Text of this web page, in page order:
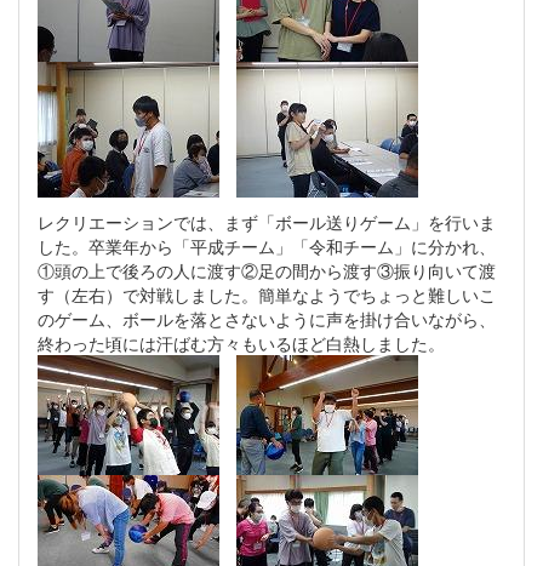
レクリエーションでは、まず「ボール送りゲーム」を行いま
した。卒業年から「平成チーム」「令和チーム」に分かれ、
①頭の上で後ろの人に渡す②足の間から渡す③振り向いて渡
す（左右）で対戦しました。簡単なようでちょっと難しいこ
のゲーム、ボールを落とさないように声を掛け合いながら、
終わった頃には汗ばむ方々もいるほど白熱しました。